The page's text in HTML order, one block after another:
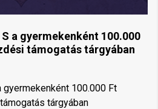
S a gyermekenként 100.000
támogatás tárgyában
gyermekenként 100.000 Ft
tárgyában